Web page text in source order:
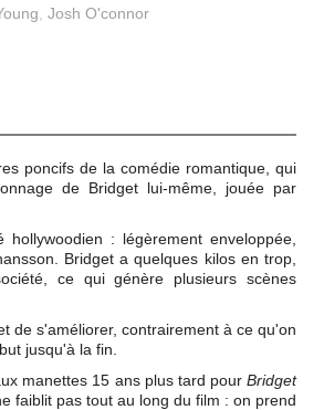
Josh O'connor
poncifs de la comédie romantique, qui
de Bridget lui-même, jouée par
: légèrement enveloppée,
Bridget a quelques kilos en trop,
ce qui génère plusieurs scènes
de s'améliorer, contrairement à ce qu'on
jusqu'à la fin.
manettes 15 ans plus tard pour Bridget
faiblit pas tout au long du film : on prend